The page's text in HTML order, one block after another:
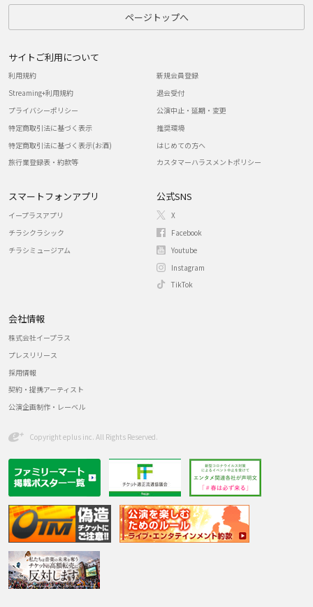
ページトップへ
サイトご利用について
利用規約
Streaming+利用規約
プライバシーポリシー
特定商取引法に基づく表示
特定商取引法に基づく表示(お酒)
旅行業登録表・約款等
新規会員登録
退会受付
公演中止・延期・変更
推奨環境
はじめての方へ
カスタマーハラスメントポリシー
スマートフォンアプリ
イープラスアプリ
チラシクラシック
チラシミュージアム
公式SNS
X
Facebook
Youtube
Instagram
TikTok
会社情報
株式会社イープラス
プレスリリース
採用情報
契約・提携アーティスト
公演企画制作・レーベル
Copyright eplus inc. All Rights Reserved.